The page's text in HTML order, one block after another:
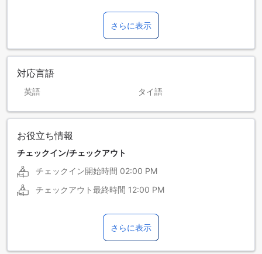
さらに表示
対応言語
英語 タイ語
お役立ち情報
チェックイン/チェックアウト
チェックイン開始時間 02:00 PM
チェックアウト最終時間 12:00 PM
さらに表示